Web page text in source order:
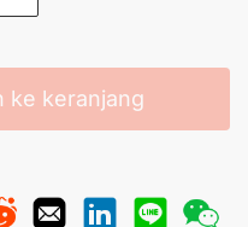
ke keranjang